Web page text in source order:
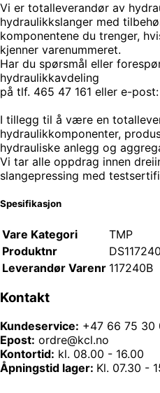
Vi er totalleverandør av
hydraulikkslanger med
komponentene du trenger,
kjenner varenummeret.
Har du spørsmål eller
hydraulikkavdeling
på tlf. 465 47 161 eller e-
I tillegg til å være en
hydraulikkomponenter,
hydrauliske anlegg og
Vi tar alle oppdrag innen
slangepressing med
Spesifikasjon
Vare Kategori
TMP
Produktnr
Leverandør Varenr 117240B
Kontakt
Kundeservice: +47 66 75 30
Epost: ordre@kcl.no
Kontortid: kl. 08.00 - 16.00
Åpningstid lager: Kl. 07.30 -